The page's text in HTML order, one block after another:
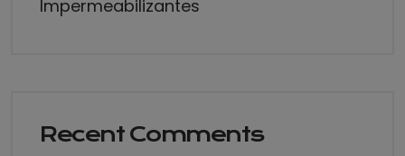
Impermeabilizantes
Recent Comments